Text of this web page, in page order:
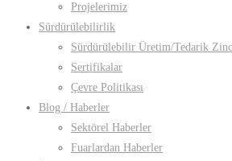
Projelerimiz
Sürdürülebilirlik
Sürdürülebilir Üretim/Tedarik
Sertifikalar
Çevre Politikası
Blog / Haberler
Sektörel Haberler
Fuarlardan Haberler